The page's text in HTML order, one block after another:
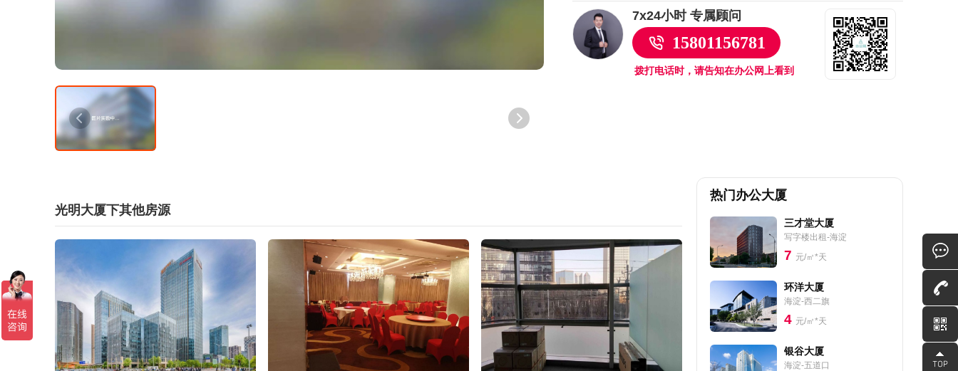
7x24小时 专属顾问
15801156781
拨打电话时，请告知在办公网上看到
光明大厦下其他房源
热门办公大厦
三才堂大厦
写字楼出租-海淀
7 元/㎡*天
环洋大厦
海淀-西二旗
4 元/㎡*天
银谷大厦
海淀-五道口